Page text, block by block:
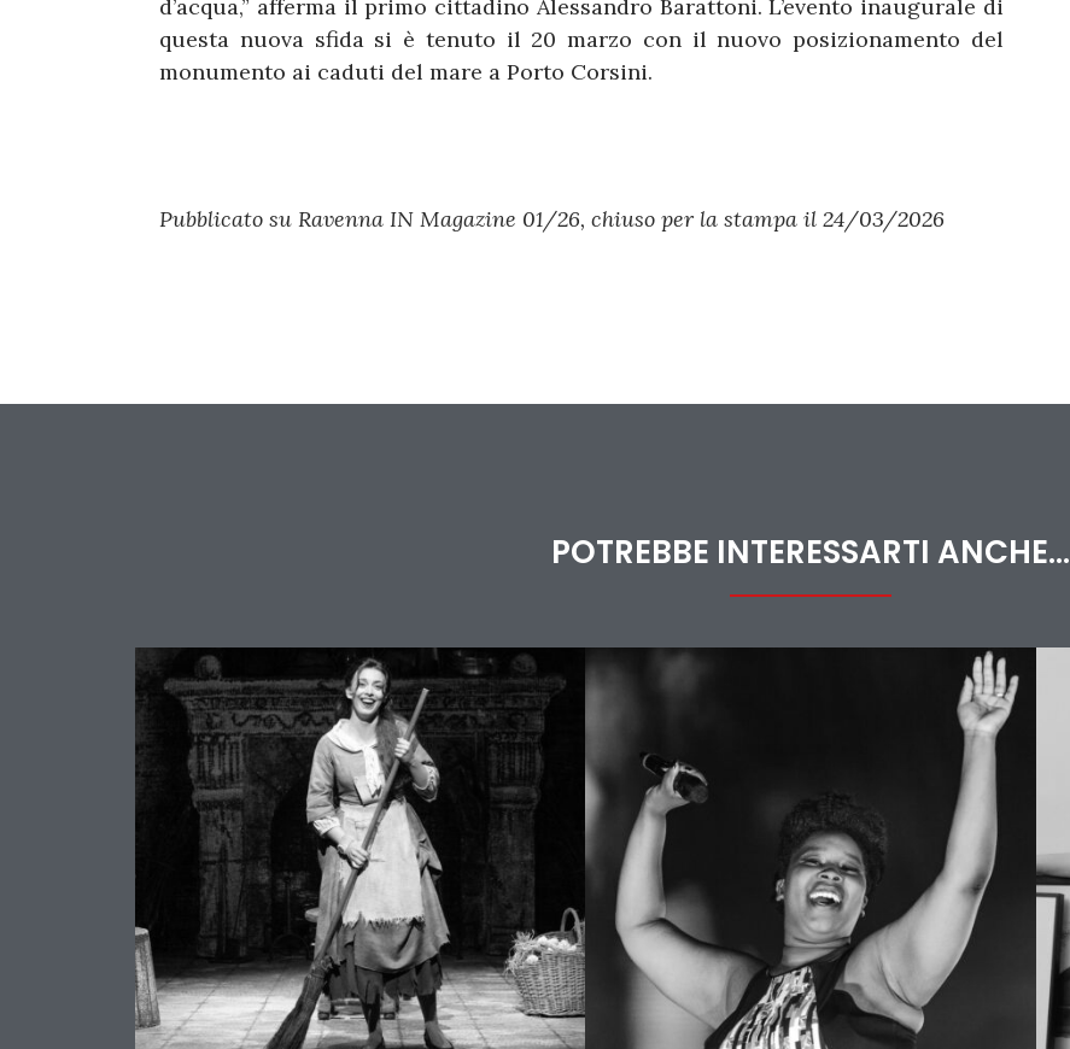
d’acqua,” afferma il primo cittadino Alessandro Barattoni. L’evento inaugurale di
questa nuova sfida si è tenuto il 20 marzo con il nuovo posizionamento del
monumento ai caduti del mare a Porto Corsini.
Pubblicato su Ravenna IN Magazine 01/26, chiuso per la stampa il 24/03/2026
POTREBBE INTERESSARTI ANCHE...